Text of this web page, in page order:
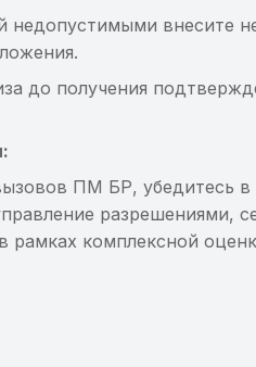
недопустимыми внесите
до получения
ПМ БР, убедитесь в
разрешениями,
рамках комплексной